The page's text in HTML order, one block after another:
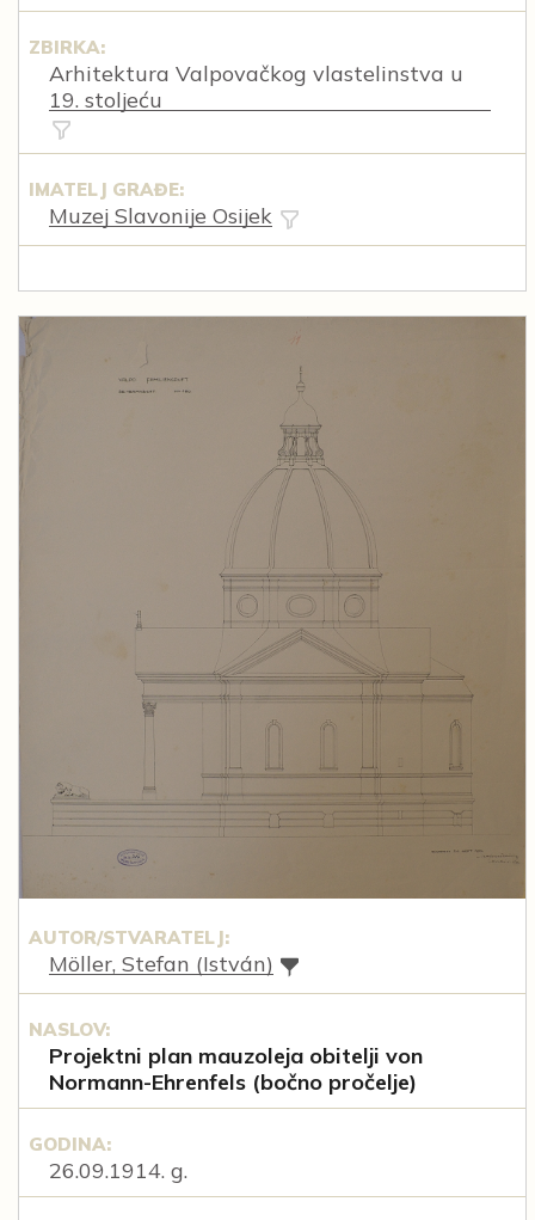
ZBIRKA:
Arhitektura Valpovačkog vlastelinstva u
19. stoljeću
IMATELJ GRAĐE:
Muzej Slavonije Osijek
AUTOR/STVARATELJ:
Möller, Stefan (István)
NASLOV:
Projektni plan mauzoleja obitelji von
Normann-Ehrenfels (bočno pročelje)
GODINA:
26.09.1914. g.